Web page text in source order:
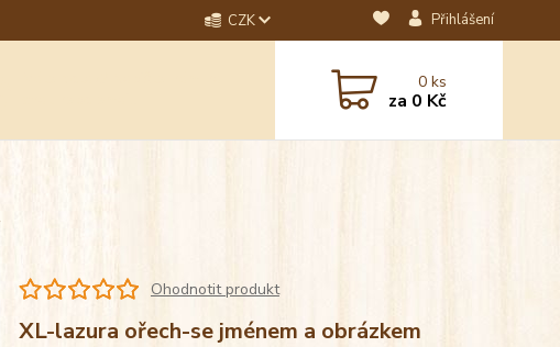
CZK Přihlášení
0ks
za 0 Kč
Ohodnotit produkt
XL-lazura ořech-se jménem a obrázkem